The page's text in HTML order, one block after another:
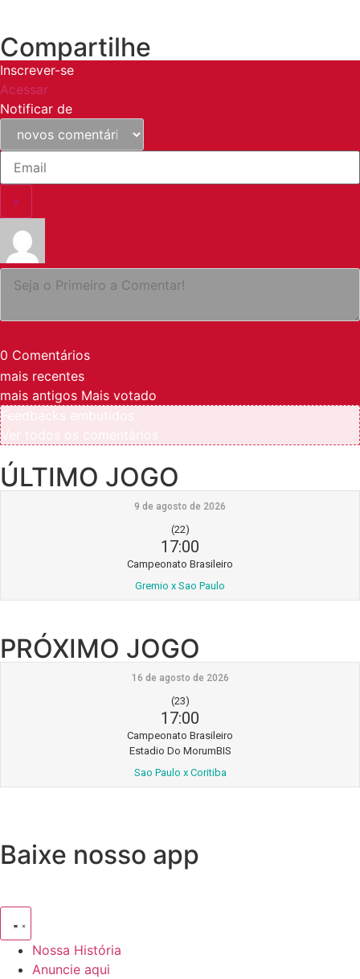
Compartilhe
Inscrever-se
Acessar
Notificar de
0 Comentários
mais recentes
mais antigos Mais votado
ÚLTIMO JOGO
9 de agosto de 2026
(22)
17:00
Campeonato Brasileiro
Gremio x Sao Paulo
PRÓXIMO JOGO
16 de agosto de 2026
(23)
17:00
Campeonato Brasileiro
Estadio Do MorumBIS
Sao Paulo x Coritiba
Baixe nosso app
Nossa História
Anuncie aqui